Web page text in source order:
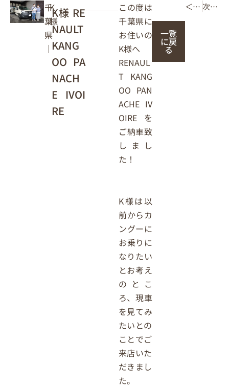
千
葉
県
｜
K
様
K様 RE
NAULT
KANG
OO PA
NACH
E IVOI
RE
この度は
千葉県に
お住いの
K様へ
RENAUL
T KANG
OO PAN
ACHE IV
OIREを
ご納車致
しまし
た！
K様は以
前からカ
ングーに
お乗りに
なりたい
とお考え
のとこ
ろ、現車
を見てみ
たいとの
ことでご
来店いた
だきまし
た。
一覧
に戻
る
＜ 前の記事 次の記事 ＞